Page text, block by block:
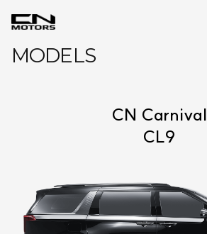
MODELS
CN Carnival
CL9